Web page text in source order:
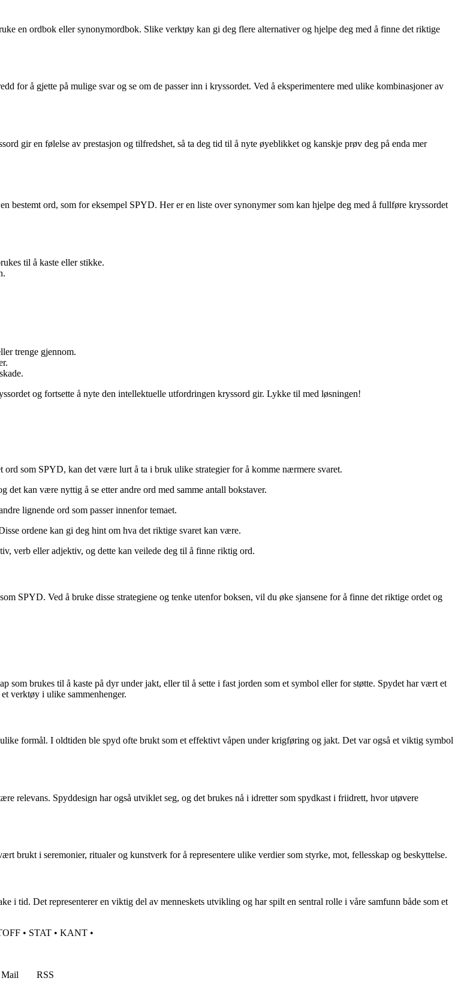
en ordbok eller synonymordbok. Slike verktøy kan gi deg flere alternativer og hjelpe deg med å finne det riktige
for å gjette på mulige svar og se om de passer inn i kryssordet. Ved å eksperimentere med ulike kombinasjoner av
gir en følelse av prestasjon og tilfredshet, så ta deg tid til å nyte øyeblikket og kanskje prøv deg på enda mer
bestemt ord, som for eksempel SPYD. Her er en liste over synonymer som kan hjelpe deg med å fullføre kryssordet
til å kaste eller stikke.
trenge gjennom.
og fortsette å nyte den intellektuelle utfordringen kryssord gir. Lykke til med løsningen!
som SPYD, kan det være lurt å ta i bruk ulike strategier for å komme nærmere svaret.
kan være nyttig å se etter andre ord med samme antall bokstaver.
lignende ord som passer innenfor temaet.
ordene kan gi deg hint om hva det riktige svaret kan være.
verb eller adjektiv, og dette kan veilede deg til å finne riktig ord.
SPYD. Ved å bruke disse strategiene og tenke utenfor boksen, vil du øke sjansene for å finne det riktige ordet og
som brukes til å kaste på dyr under jakt, eller til å sette i fast jorden som et symbol eller for støtte. Spydet har vært et
verktøy i ulike sammenhenger.
formål. I oldtiden ble spyd ofte brukt som et effektivt våpen under krigføring og jakt. Det var også et viktig symbol
relevans. Spyddesign har også utviklet seg, og det brukes nå i idretter som spydkast i friidrett, hvor utøvere
brukt i seremonier, ritualer og kunstverk for å representere ulike verdier som styrke, mot, fellesskap og beskyttelse.
i tid. Det representerer en viktig del av menneskets utvikling og har spilt en sentral rolle i våre samfunn både som et
• STAT • KANT •
Mail RSS